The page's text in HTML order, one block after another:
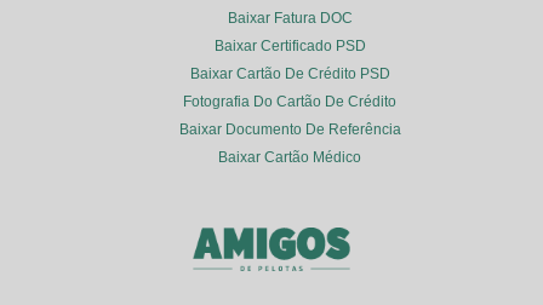
Baixar Fatura DOC
Baixar Certificado PSD
Baixar Cartão De Crédito PSD
Fotografia Do Cartão De Crédito
Baixar Documento De Referência
Baixar Cartão Médico